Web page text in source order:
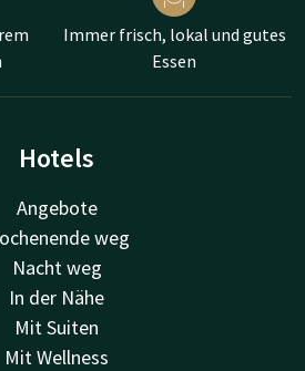
Immer frisch, lokal und gutes
Essen
Hotels
Angebote
weg
Nacht weg
In der Nähe
Mit Suiten
Mit Wellness